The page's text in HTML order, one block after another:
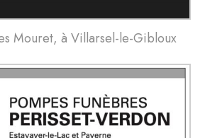
Mouret, à Villarsel-le-Gibloux